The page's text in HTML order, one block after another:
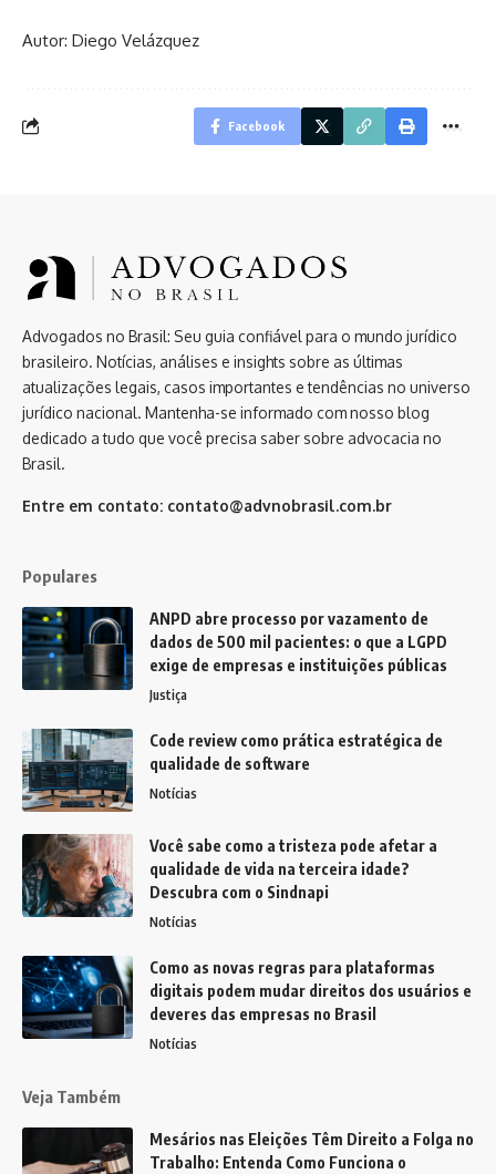
Autor: Diego Velázquez
Facebook
Advogados no Brasil: Seu guia confiável para o mundo jurídico
brasileiro. Notícias, análises e insights sobre as últimas
atualizações legais, casos importantes e tendências no universo
jurídico nacional. Mantenha-se informado com nosso blog
dedicado a tudo que você precisa saber sobre advocacia no
Brasil.
Entre em contato: contato@advnobrasil.com.br
Populares
ANPD abre processo por vazamento de
dados de 500 mil pacientes: o que a LGPD
exige de empresas e instituições públicas
Justiça
Code review como prática estratégica de
qualidade de software
Notícias
Você sabe como a tristeza pode afetar a
qualidade de vida na terceira idade?
Descubra com o Sindnapi
Notícias
Como as novas regras para plataformas
digitais podem mudar direitos dos usuários e
deveres das empresas no Brasil
Notícias
Veja Também
Mesários nas Eleições Têm Direito a Folga no
Trabalho: Entenda Como Funciona o